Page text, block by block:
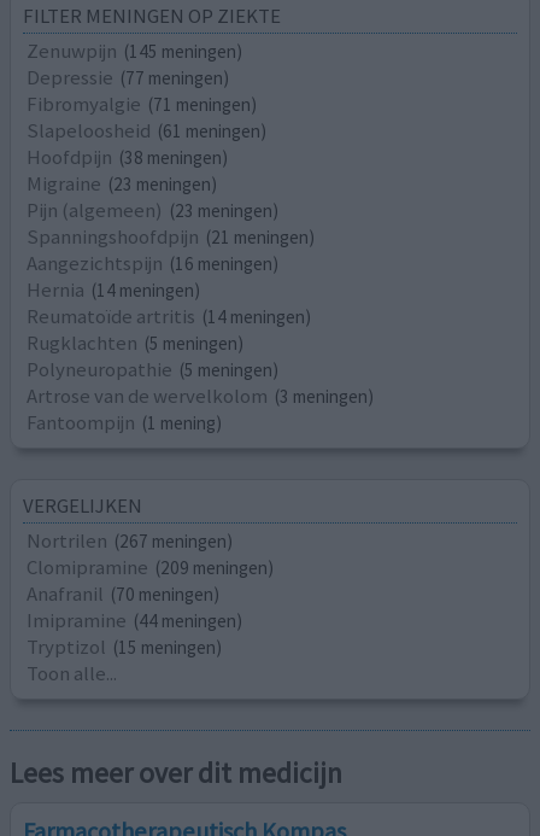
FILTER MENINGEN OP ZIEKTE
Zenuwpijn (145 meningen)
Depressie (77 meningen)
Fibromyalgie (71 meningen)
Slapeloosheid (61 meningen)
Hoofdpijn (38 meningen)
Migraine (23 meningen)
Pijn (algemeen) (23 meningen)
Spanningshoofdpijn (21 meningen)
Aangezichtspijn (16 meningen)
Hernia (14 meningen)
Reumatoïde artritis (14 meningen)
Rugklachten (5 meningen)
Polyneuropathie (5 meningen)
Artrose van de wervelkolom (3 meningen)
Fantoompijn (1 mening)
VERGELIJKEN
Nortrilen (267 meningen)
Clomipramine (209 meningen)
Anafranil (70 meningen)
Imipramine (44 meningen)
Tryptizol (15 meningen)
Toon alle...
Lees meer over dit medicijn